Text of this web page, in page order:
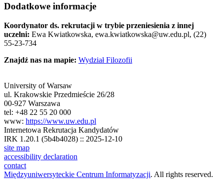
Dodatkowe informacje
Koordynator ds. rekrutacji w trybie przeniesienia z innej
uczelni: Ewa Kwiatkowska, ewa.kwiatkowska@uw.edu.pl, (22)
55-23-734
Znajdź nas na mapie: Wydział Filozofii
University of Warsaw
ul. Krakowskie Przedmieście 26/28
00-927 Warszawa
tel: +48 22 55 20 000
www: https://www.uw.edu.pl
Internetowa Rekrutacja Kandydatów
IRK 1.20.1 (5b4b4028) :: 2025-12-10
site map
accessibility declaration
contact
Międzyuniwersyteckie Centrum Informatyzacji. All rights reserved.